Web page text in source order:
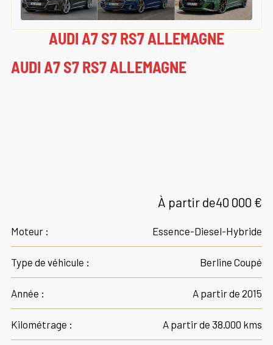
AUDI A7 S7 RS7 ALLEMAGNE
AUDI A7 S7 RS7 ALLEMAGNE
À partir de40 000 €
Moteur : Essence-Diesel-Hybride
Type de véhicule : Berline Coupé
Année : A partir de 2015
Kilométrage : A partir de 38.000 kms